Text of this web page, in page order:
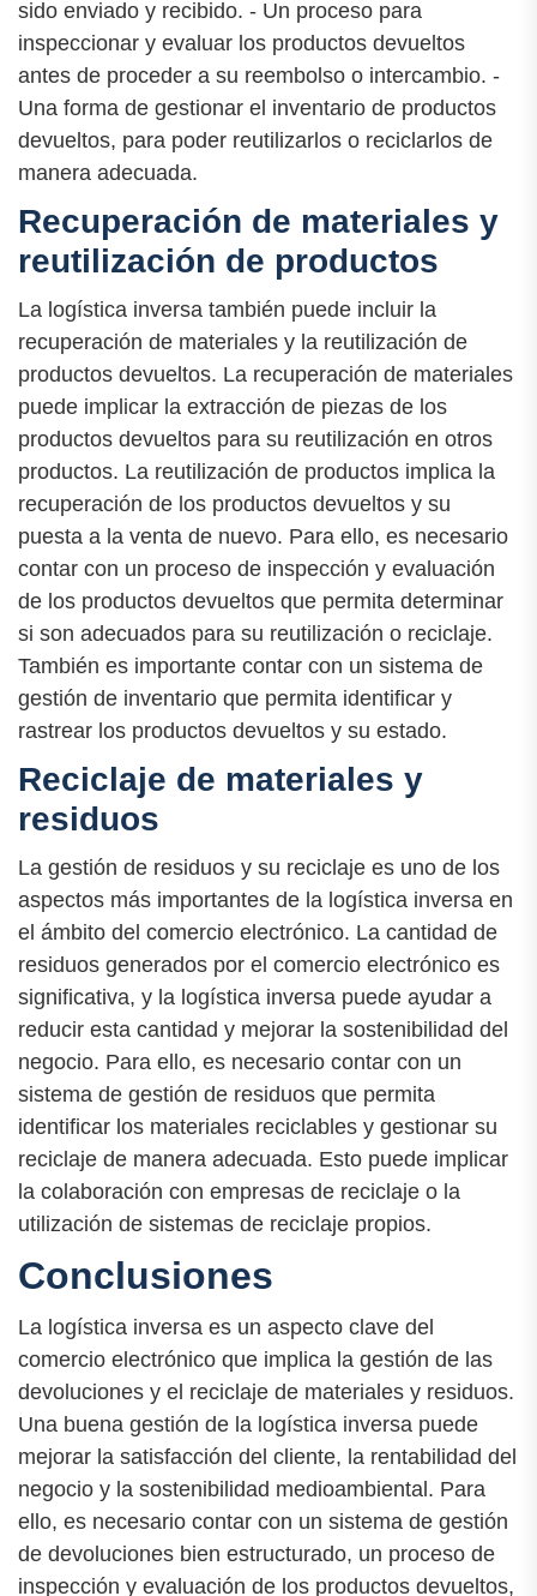
sido enviado y recibido. - Un proceso para
inspeccionar y evaluar los productos devueltos
antes de proceder a su reembolso o intercambio. -
Una forma de gestionar el inventario de productos
devueltos, para poder reutilizarlos o reciclarlos de
manera adecuada.
Recuperación de materiales y
reutilización de productos
La logística inversa también puede incluir la
recuperación de materiales y la reutilización de
productos devueltos. La recuperación de materiales
puede implicar la extracción de piezas de los
productos devueltos para su reutilización en otros
productos. La reutilización de productos implica la
recuperación de los productos devueltos y su
puesta a la venta de nuevo. Para ello, es necesario
contar con un proceso de inspección y evaluación
de los productos devueltos que permita determinar
si son adecuados para su reutilización o reciclaje.
También es importante contar con un sistema de
gestión de inventario que permita identificar y
rastrear los productos devueltos y su estado.
Reciclaje de materiales y
residuos
La gestión de residuos y su reciclaje es uno de los
aspectos más importantes de la logística inversa en
el ámbito del comercio electrónico. La cantidad de
residuos generados por el comercio electrónico es
significativa, y la logística inversa puede ayudar a
reducir esta cantidad y mejorar la sostenibilidad del
negocio. Para ello, es necesario contar con un
sistema de gestión de residuos que permita
identificar los materiales reciclables y gestionar su
reciclaje de manera adecuada. Esto puede implicar
la colaboración con empresas de reciclaje o la
utilización de sistemas de reciclaje propios.
Conclusiones
La logística inversa es un aspecto clave del
comercio electrónico que implica la gestión de las
devoluciones y el reciclaje de materiales y residuos.
Una buena gestión de la logística inversa puede
mejorar la satisfacción del cliente, la rentabilidad del
negocio y la sostenibilidad medioambiental. Para
ello, es necesario contar con un sistema de gestión
de devoluciones bien estructurado, un proceso de
inspección y evaluación de los productos devueltos,